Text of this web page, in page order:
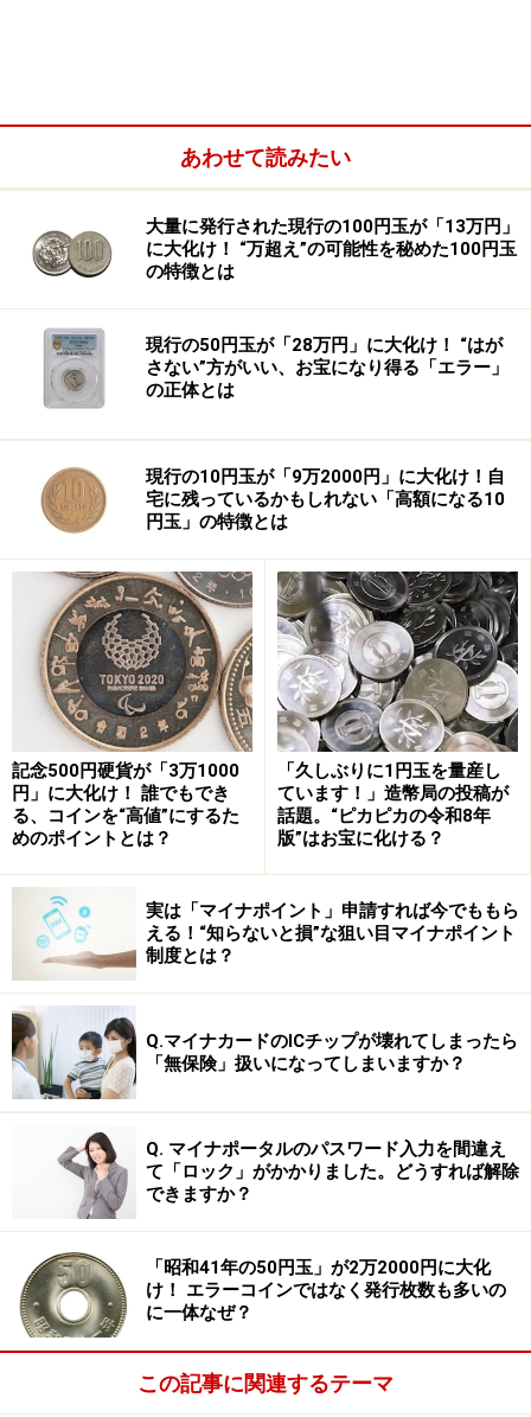
感を覚えます。
フェンタニルは、世界中の医療機関で使用されているス
タンダードな鎮痛薬です。特に他の薬が効かないような
末期がんの激しい痛みを和らげるのに有効な薬であり、
売・使用されているフェンタニル製剤には、最高で1つ
に16.8mgのフェンタニルを含有したテープ剤（3日用）
もあります。
のフェンタニルを与えられた患者さんは、なぜ命を落と
すことなく治療が可能なのでしょうか？ 「2mgで致死
量」という報道が、実にいい加減に行われており、その
意味も理解されないまま数字だけが独り歩きしているの
は、非常に危険なことです。その真意を、専門家として
正しく解説したいと思います。
薬の効果は「量」ではなく「体内濃度」で
決まる
まず、知っておいていただきたいのは、薬の効果は使っ
た「量」で決まるのではなく、「体内の濃度」で決まる
ということです。
分かりやすい例として、お酒を挙げましょう。例えば、
500mLのお酒を飲んだとき、その量だけで酔い方が決ま
るでしょうか？ 違いますね。アルコール摂取時の酔い方
は、「飲んだ量」ではなく「体内のアルコール濃度がど
れくらいに達するか」によって変わります。
もちろん個人の体質によりますが、500mLより少ない量
でも一気飲みすればひどく酔いますし、500mLを超える
量でも時間をかけて飲めば、あまり酔いません。薬もこ
れと同様で、使い方によって作用は大きく変わるので
す。
「2mgで致死」はどういう状況の話なのか
あわせて読みたい
大量に発行された現行の100円玉が「13万円」
に大化け！ “万超え”の可能性を秘めた100円玉
の特徴とは
現行の50円玉が「28万円」に大化け！ “はが
さない”方がいい、お宝になり得る「エラー」
の正体とは
現行の10円玉が「9万2000円」に大化け！自
宅に残っているかもしれない「高額になる10
円玉」の特徴とは
記念500円硬貨が「3万1000
円」に大化け！ 誰でもでき
る、コインを“高値”にするた
めのポイントとは？
「久しぶりに1円玉を量産し
ています！」造幣局の投稿が
話題。“ピカピカの令和8年
版”はお宝に化ける？
実は「マイナポイント」申請すれば今でももら
える！“知らないと損”な狙い目マイナポイント
制度とは？
Q.マイナカードのICチップが壊れてしまったら
「無保険」扱いになってしまいますか？
Q. マイナポータルのパスワード入力を間違え
て「ロック」がかかりました。どうすれば解除
できますか？
「昭和41年の50円玉」が2万2000円に大化
け！ エラーコインではなく発行枚数も多いの
に一体なぜ？
この記事に関連するテーマ